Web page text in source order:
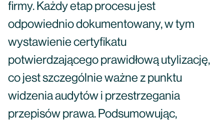
firmy. Każdy etap procesu jest
odpowiednio dokumentowany, w tym
wystawienie certyfikatu
potwierdzającego prawidłową utylizację,
co jest szczególnie ważne z punktu
widzenia audytów i przestrzegania
przepisów prawa. Podsumowując,